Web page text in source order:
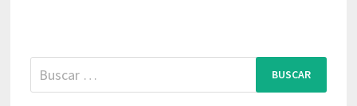
Buscar: